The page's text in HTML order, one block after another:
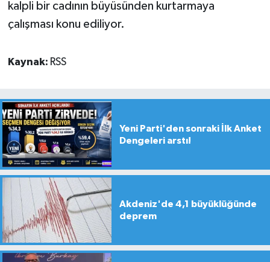
kalpli bir cadının büyüsünden kurtarmaya
çalışması konu ediliyor.
Kaynak: RSS
Yeni Parti'den sonraki İlk Anket
Dengeleri arstı!
Akdeniz'de 4,1 büyüklüğünde
deprem